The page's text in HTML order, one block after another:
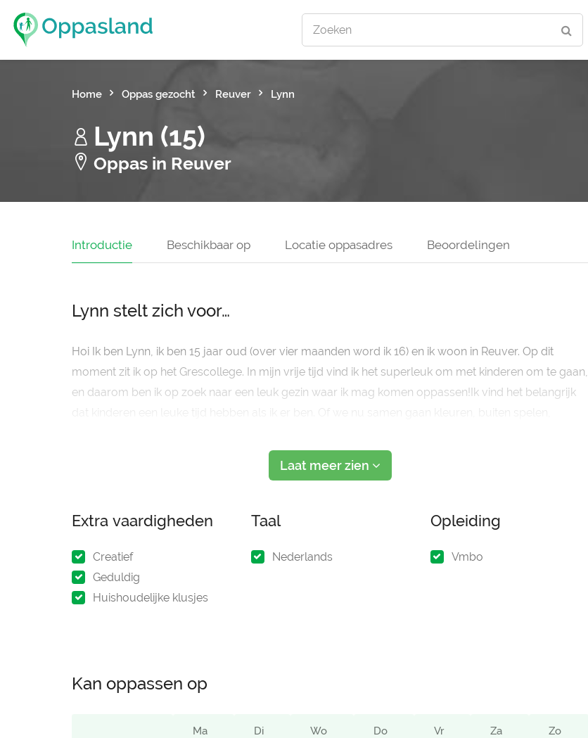
Zoeken
Home Oppas gezocht Reuver Lynn
Lynn (15)
Oppas in Reuver
Introductie Beschikbaar op Locatie oppasadres Beoordelingen
Lynn stelt zich voor…
Hoi Ik ben Lynn, ik ben 15 jaar oud (over vier maanden word ik 16) en ik woon in Reuver. Op dit
moment zit ik op het Grescollege. In mijn vrije tijd vind ik het superleuk om met kinderen om te gaan,
en daarom ben ik op zoek naar een leuk gezin waar ik mag komen oppassen!Ik vind het belangrijk
Laat meer zien
Extra vaardigheden
Creatief
Geduldig
Huishoudelijke klusjes
Taal
Nederlands
Opleiding
Vmbo
Kan oppassen op
Ma Di Wo Do Vr Za Zo